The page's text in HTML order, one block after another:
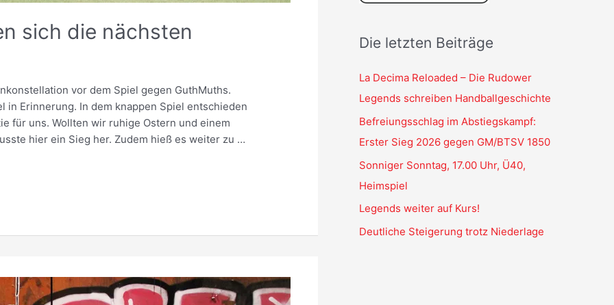
sich die nächsten
vor dem Spiel gegen GuthMuths.
in Erinnerung. In dem knappen Spiel entschieden
für uns. Wollten wir ruhige Ostern und einem
hier ein Sieg her. Zudem hieß es weiter zu …
Die letzten Beiträge
La Decima Reloaded – Die Rudower
Legends schreiben Handballgeschichte
Befreiungsschlag im Abstiegskampf:
Erster Sieg 2026 gegen GM/BTSV 1850
Sonniger Sonntag, 17.00 Uhr, Ü40,
Heimspiel
Legends weiter auf Kurs!
Deutliche Steigerung trotz Niederlage